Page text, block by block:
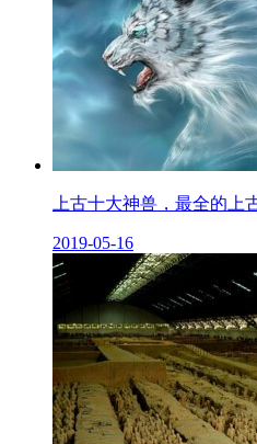
上古十大神兽，最全的上
2019-05-16